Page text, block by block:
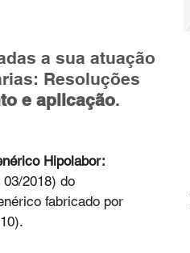
a sua atuação
Resoluções
e aplicação.
Hipolabor:
2018) do
fabricado por